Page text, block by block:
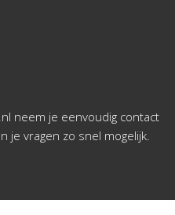
neem je eenvoudig contact
je vragen zo snel mogelijk.